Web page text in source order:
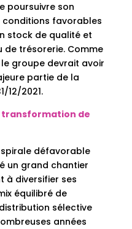
poursuivre son
conditions favorables
stock de qualité et
de trésorerie. Comme
groupe devrait avoir
partie de la
12/2021.
transformation de
défavorable
un grand chantier
à diversifier ses
équilibré de
sélective
années